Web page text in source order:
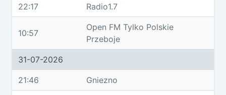
22:17 Radio1.7
10:57
Open FM Tylko Polskie
Przeboje
31-07-2026
21:46 Gniezno